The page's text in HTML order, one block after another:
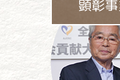
取り
顕彰